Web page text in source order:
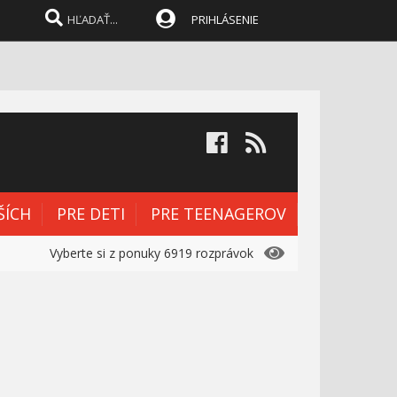
PRIHLÁSENIE
PRE DETI PRE TEENAGEROV
Vyberte si z ponuky 6919 rozprávok
9:33
124.
Tom a Jerry #130 - Tom na
love
Tom a Jerry - Jerry-go-
Tom a Jerry #133 - Príbeh
života
128.
Tom a Jerry #134 - Tomic